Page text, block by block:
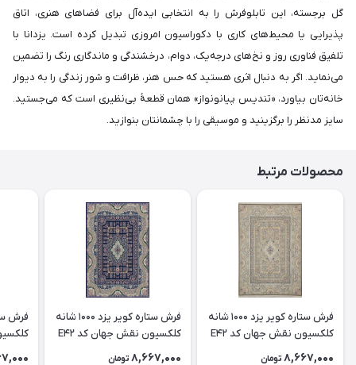
گل برجسته، این تابلوفرش را به انتخابی ایده‌آل برای فضاهای هنری، اتاق
پذیرایی یا محیط‌های کاری با دکوراسیون امروزی تبدیل کرده است. یزدانا با
تلفیق فناوری روز و نخ‌های درجه‌یک، دوام، درخشندگی و ماندگاری رنگ را تضمین
می‌نماید. اگر به دنبال اثری هستید که حس هنر، ظرافت و شور زندگی را به دیوار
خانه‌تان بیاورد، «تندیس پیانونواز» همان قطعۀ بی‌نظیری است که می‌جستید.
سایز مدنظر را برگزینید و موسیقی را با چشمانتان بنوازید.
محصولات مرتبط
فرش ستاره کویر یزد 1000 شانه
کلکسیون نقش جهان کد E42
8,667,000 تومان
فرش ستاره کویر یزد 1000 شانه
کلکسیون نقش جهان کد E42
8,667,000 تومان